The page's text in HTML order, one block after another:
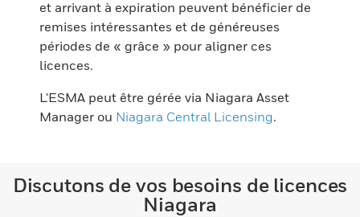
et arrivant à expiration peuvent bénéficier de
remises intéressantes et de généreuses
périodes de « grâce » pour aligner ces
licences.
L'ESMA peut être gérée via Niagara Asset
Manager ou Niagara Central Licensing.
Discutons de vos besoins de licences
Niagara